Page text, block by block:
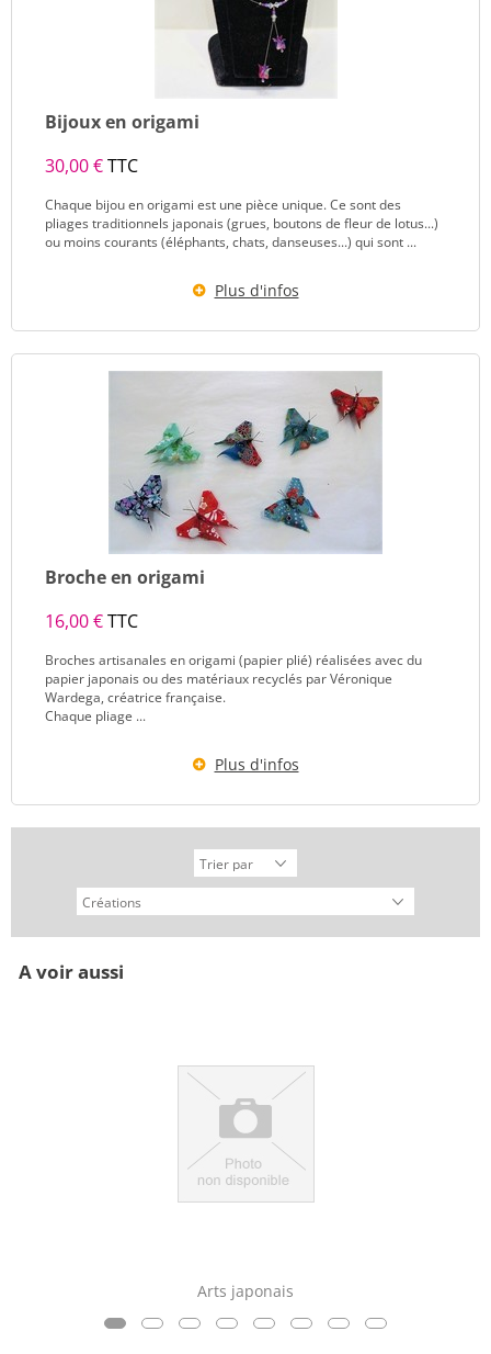
Bijoux en origami
30,00 €TTC
Chaque bijou en origami est une pièce unique. Ce sont des
pliages traditionnels japonais (grues, boutons de fleur de lotus...)
ou moins courants (éléphants, chats, danseuses...) qui sont ...
Plus d'infos
Broche en origami
16,00 €TTC
Broches artisanales en origami (papier plié) réalisées avec du
papier japonais ou des matériaux recyclés par Véronique
Wardega, créatrice française.
Chaque pliage ...
Plus d'infos
A voir aussi
Arts japonais